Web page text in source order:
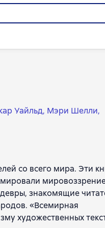
Уайльд Мэри Шелли
Аркадий
Золя Валерий Брюсов
Максим Горький
Александр Блок
со всего мира. Эти
знакомящие
«Всемирная
художественных